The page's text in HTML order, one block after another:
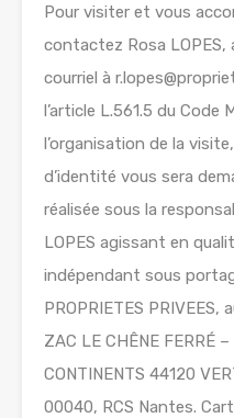
Pour visiter et vous
contactez Rosa LOPES,
courriel à
l’article L.561.5 du Code
l’organisation de la
d’identité vous sera
réalisée sous la
LOPES agissant en
indépendant sous
PROPRIETES
ZAC LE CHÊNE FERRÉ
CONTINENTS 44120
00040, RCS Nantes.